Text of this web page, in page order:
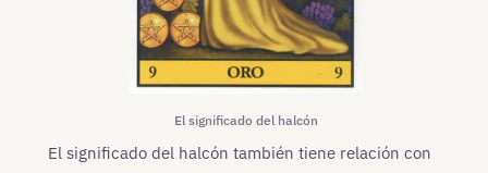
El significado del halcón
El significado del halcón también tiene relación con